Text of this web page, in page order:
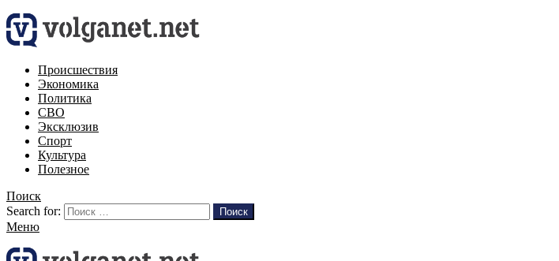
Происшествия
Экономика
Политика
СВО
Эксклюзив
Спорт
Культура
Полезное
Поиск
Search for:
Поиск
Меню